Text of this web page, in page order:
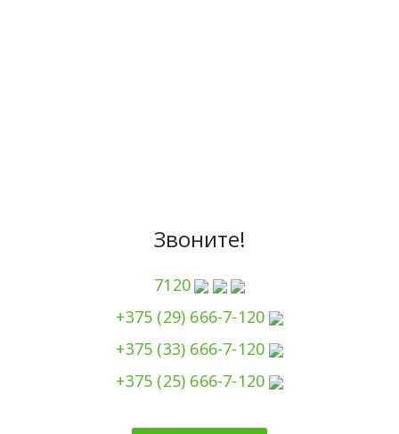
Звоните!
7120
+375 (29) 666-7-120
+375 (33) 666-7-120
+375 (25) 666-7-120